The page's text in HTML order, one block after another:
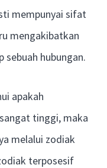
mempunyai sifat
mengakibatkan
sebuah hubungan.
apakah
tinggi, maka
melalui zodiak
terposesif